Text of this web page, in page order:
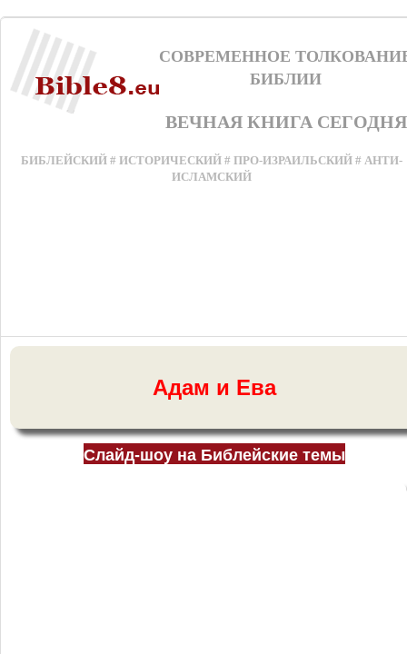
СОВРЕМЕННОЕ
БИБЛИИ
ВЕЧНАЯ КНИГА СЕГОДНЯ
БИБЛЕЙСКИЙ # ИСТОРИЧЕСКИЙ # ПРО-ИЗРАИЛЬСКИЙ # АНТИ-
ИСЛАМСКИЙ
Адам и Ева
Слайд-шоу на Библейские темы